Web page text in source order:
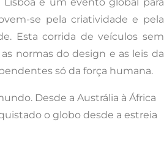
é um evento global para
se pela criatividade e pela
Esta corrida de veículos sem
normas do design e as leis da
só da força humana.
Desde a Austrália à África
o globo desde a estreia